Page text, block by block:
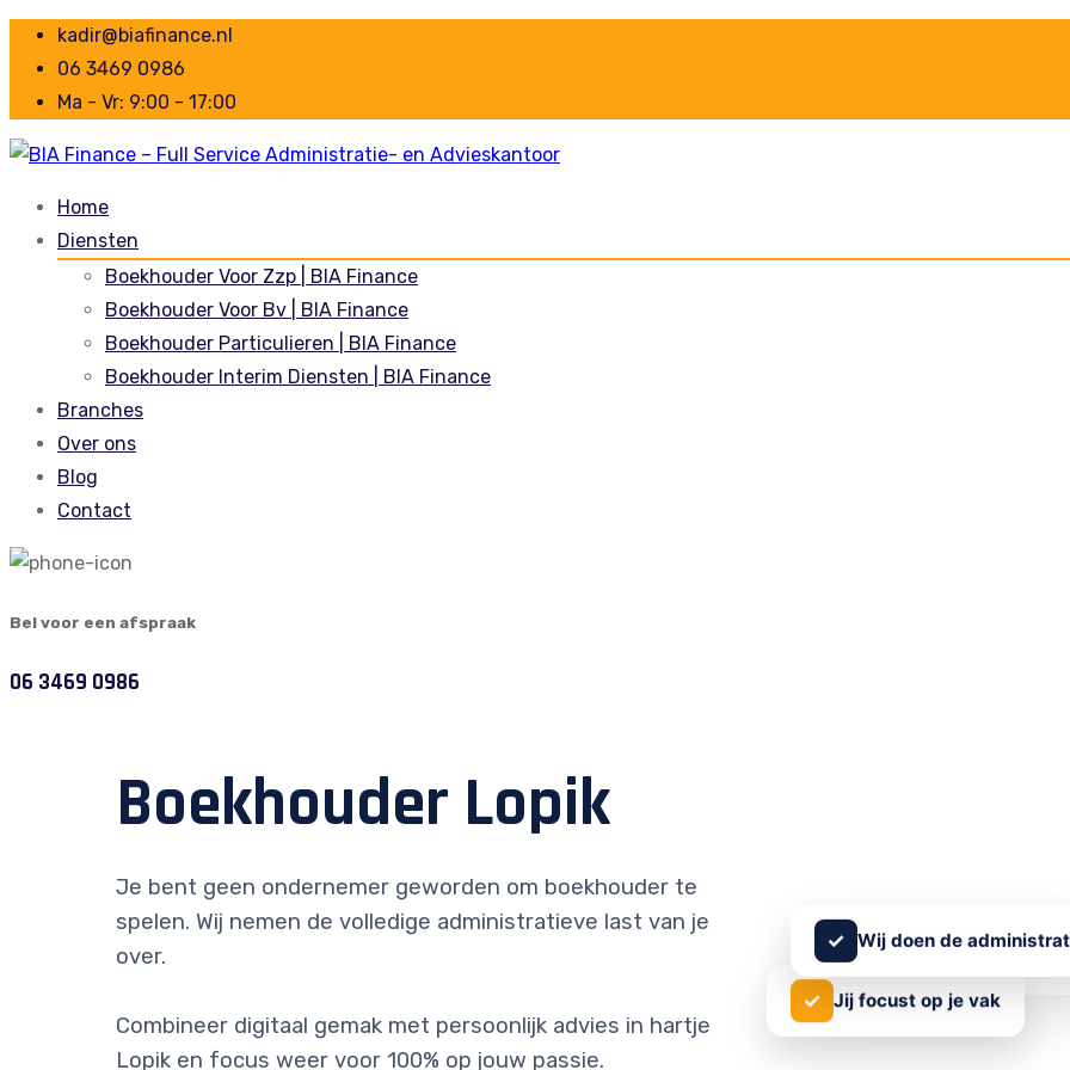
kadir@biafinance.nl
06 3469 0986
Ma - Vr: 9:00 - 17:00
Home
Diensten
Boekhouder Voor Zzp | BIA Finance
Boekhouder Voor Bv | BIA Finance
Boekhouder Particulieren | BIA Finance
Boekhouder Interim Diensten | BIA Finance
Branches
Over ons
Blog
Contact
Bel voor een afspraak
06 3469 0986
Boekhouder Lopik
Je bent geen ondernemer geworden om boekhouder te
spelen. Wij nemen de volledige administratieve last van je
over.
Combineer digitaal gemak met persoonlijk advies in hartje
Lopik en focus weer voor 100% op jouw passie.
✓ Jij focust op je vak
✓ Wij doen de